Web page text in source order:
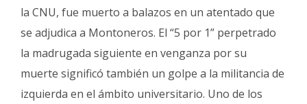
la CNU, fue muerto a balazos en un atentado que
se adjudica a Montoneros. El “5 por 1” perpetrado
la madrugada siguiente en venganza por su
muerte significó también un golpe a la militancia de
izquierda en el ámbito universitario. Uno de los